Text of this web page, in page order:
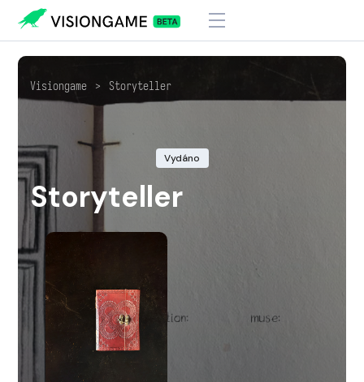
Visiongame > Storyteller
Vydáno
Storyteller